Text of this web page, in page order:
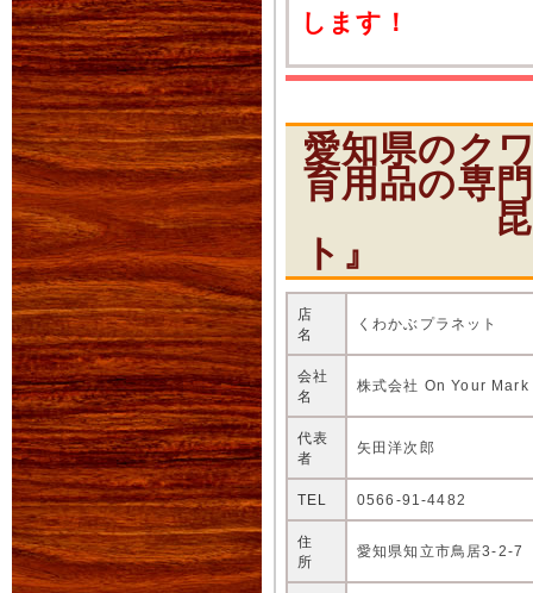
します！
愛知県のク
育用品の専
昆虫シ
ト』
店
名
くわかぶプラネット
会社
名
株式会社 On Your Mark
代表
者
矢田洋次郎
TEL 0566-91-4482
住
所
愛知県知立市鳥居3-2-7